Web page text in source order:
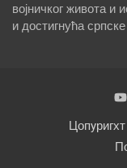
војничког живота и
и достигнућа српске